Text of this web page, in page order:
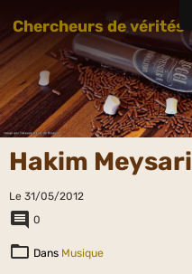
Chercheurs de vérités
Hakim Meysari
Le 31/05/2012
0
Dans Musique